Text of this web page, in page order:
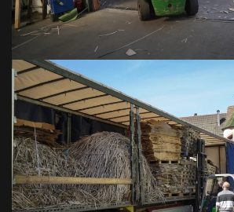
VOIR EN GRAND